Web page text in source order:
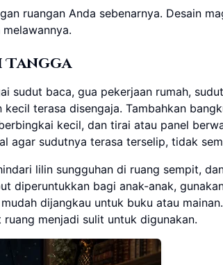
ruangan Anda sebenarnya. Desain
Tangga
sudut baca, gua pekerjaan rumah, sudut
terasa disengaja. Tambahkan
kecil, dan tirai atau panel
agar sudutnya terasa terselip, tidak
lilin sungguhan di ruang sempit,
diperuntukkan bagi anak-anak,
dijangkau untuk buku atau mainan.
menjadi sulit untuk digunakan.